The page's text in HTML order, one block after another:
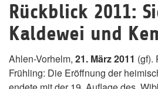
Rückblick 2011:
Kaldewei und
Ahlen-Vorhelm, 21. März 2011 (gf).
Frühling: Die Eröffnung der